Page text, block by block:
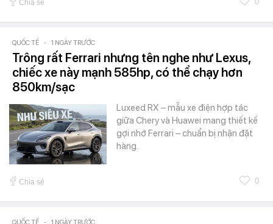
Chia sẻ
QUỐC TẾ - 1 NGÀY TRƯỚC
Trông rất Ferrari nhưng tên nghe như Lexus,
chiếc xe này mạnh 585hp, có thể chạy hơn
850km/sạc
Luxeed RX – mẫu xe điện hợp tác
giữa Chery và Huawei mang thiết kế
gợi nhớ Ferrari – chuẩn bị nhận đặt
hàng.
Chia sẻ 0
-